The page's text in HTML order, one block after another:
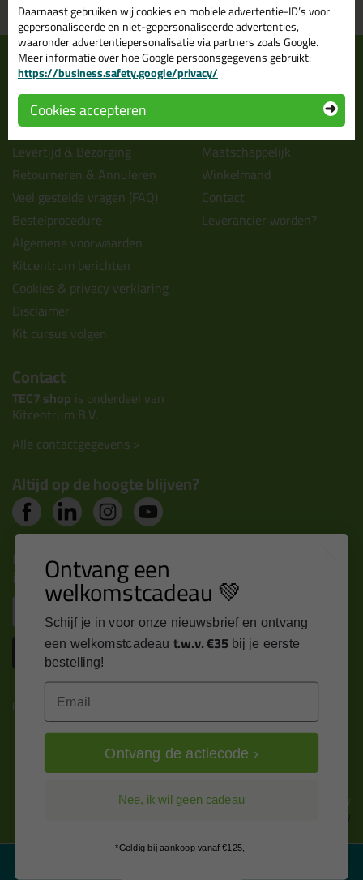
uit voorraad leverbaar wanneer je afhaalt
Informatie
Tips en tricks
Keuzehulpen
Acties
Levertijd & Bezorging
Retourneren & Annuleren
Veel gestelde vragen (FAQ)
Bestelprocedure
Algemene voorwaarden
Kitcentrum berichten
Cookies & privacy verklaring
Disclaimer
Kit cursus volgen
Over ons
Wie wij zijn?
Vacatures bij kitcentrum.nl
Over Kitcentrum.nl
Maatschappelijk
Winkelmand
Contact
Leverancier worden?
Contact
TEC7 shop is onderdeel van
Kitcentrum B.V.
Alle contactgegevens >
Altijd op de hoogte blijven?
Nieuws, tips en exclusieve deals rechtstreeks in je
inbox
Inschrijven
Kitcentrum is trots op:
Alle prijzen zijn in EURO en excl. 21% BTW
wijzig naar incl. BTW
Daarnaast gebruiken wij cookies en mobiele advertentie-ID’s voor
gepersonaliseerde en niet-gepersonaliseerde advertenties,
waaronder advertentiepersonalisatie via partners zoals Google.
Meer informatie over hoe Google persoonsgegevens gebruikt:
https://business.safety.google/privacy/
Cookies accepteren
Ontvang een
welkomstcadeau 💚
Schijf je in voor onze nieuwsbrief en ontvang
een welkomstcadeau t.w.v. €35 bij je eerste
bestelling!
Email
Ontvang de actiecode ›
Nee, ik wil geen cadeau
*Geldig bij aankoop vanaf €125,-